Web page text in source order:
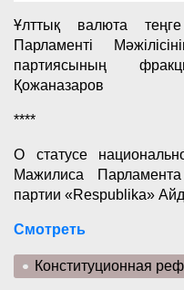
Ұлттық валюта
Парламенті
партиясының
Қожаназаров
****
О статусе
Мажилиса
партии «Respublika»
Смотреть
Конституционная